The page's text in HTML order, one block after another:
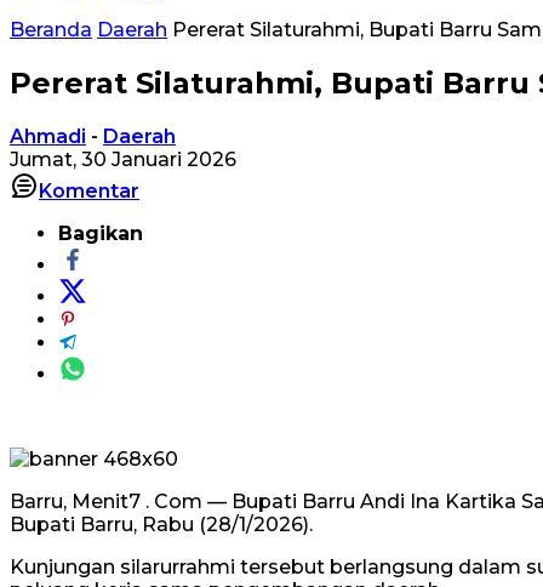
Beranda Daerah Pererat Silaturahmi, Bupati Barru
Pererat Silaturahmi, Bupati
Ahmadi - Daerah
Jumat, 30 Januari 2026
Komentar
Bagikan
Barru, Menit7 . Com — Bupati Barru Andi Ina Kartika
Bupati Barru, Rabu (28/1/2026).
Kunjungan silarurrahmi tersebut berlangsung dalam